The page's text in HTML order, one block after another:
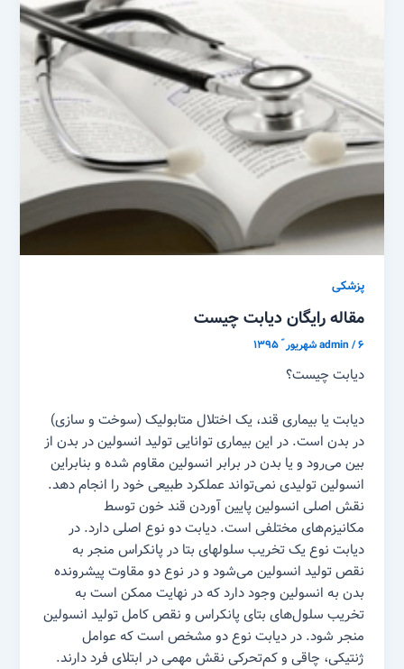
پزشکی
مقاله رایگان دیابت چیست
admin/۶ شهریور ّ ۱۳۹۵
دیابت چیست؟
دیابت یا بیماری قند، یک اختلال متابولیک (سوخت و سازی)
در بدن است. در این بیماری توانایی تولید انسولین در بدن از
بین می‌رود و یا بدن در برابر انسولین مقاوم شده و بنابراین
انسولین تولیدی نمی‌تواند عملکرد طبیعی خود را انجام دهد.
نقش اصلی انسولین پایین آوردن قند خون توسط
مکانیزم‌های مختلفی است. دیابت دو نوع اصلی دارد. در
دیابت نوع یک تخریب سلولهای بتا در پانکراس منجر به
نقص تولید انسولین می‌شود و در نوع دو مقاوت پیشرونده
بدن به انسولین وجود دارد که در نهایت ممکن است به
تخریب سلول‌های بتای پانکراس و نقص کامل تولید انسولین
منجر شود. در دیابت نوع دو مشخص است که عوامل
ژنتیکی، چاقی و کم‌تحرکی نقش مهمی در ابتلای فرد دارند.